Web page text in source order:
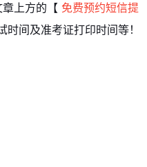
上方的 【 免费预约短信提
间及准考证打印时间等！